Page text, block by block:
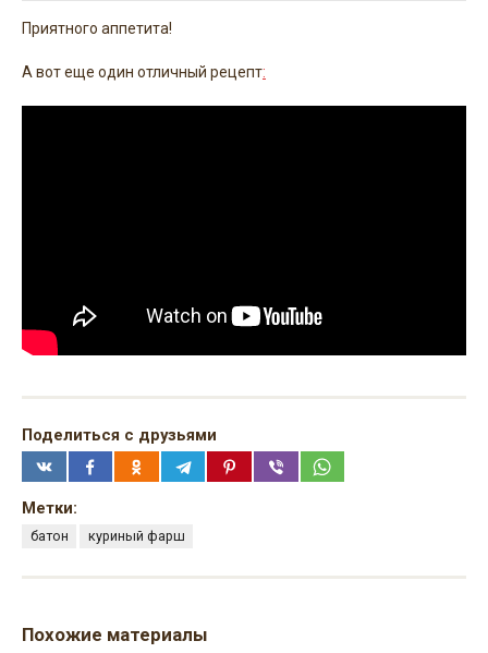
Приятного аппетита!
А вот еще один отличный рецепт:
Поделиться с друзьями
Метки:
батон куриный фарш
Похожие материалы